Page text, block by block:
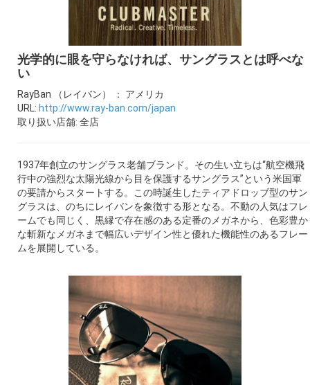
ブログ
採用
光学的に眼を守らなければ、サングラスとは呼べな
い
RayBan （レイバン） ： アメリカ
URL: http://www.ray-ban.com/japan
取り扱い店舗: 全店
1937年創立のサングラス老舗ブランド。その生い立ちは“航空機飛
行中の強烈な太陽光線から目を保護するサングラス”という米国軍
の要請からスタートする。この時誕生したティアドロッブ型のサン
グラスは、のちにレイバンを象徴する形となる。不動の人気はフレ
ームでも同じく、黒縁で存在感のある定番のメガネから、色彩豊か
な斬新なメガネまで幅広いデザイン性と優れた機能性のあるフレー
ムを展開している。